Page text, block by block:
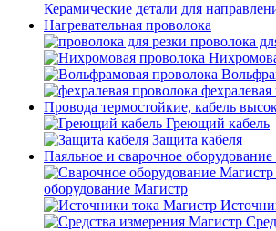
Керамические детали для
Нагревательная проволока
проволока
Провода термостойкие, кабель
Греющий кабель
Защита кабеля
Паяльное и сварочное
оборудование Магистр